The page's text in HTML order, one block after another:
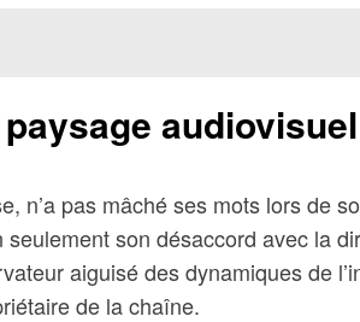
audiovisuel
n’a pas mâché ses mots lors de
son désaccord avec la
aiguisé des dynamiques de
de la chaîne.